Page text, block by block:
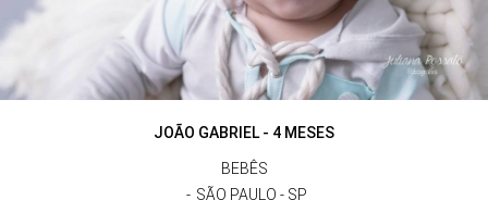
JOÃO GABRIEL - 4 MESES
BEBÊS
SÃO PAULO - SP